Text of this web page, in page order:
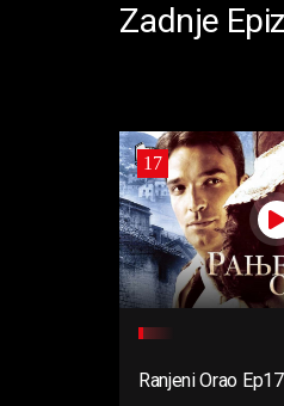
Zadnje
17
Ranjeni Orao Ep17